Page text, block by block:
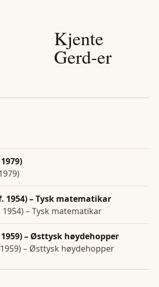
Kjente
Gerd-er
1954) – Tysk matematikar
– Tysk matematikar
1959) – Østtysk høydehopper
– Østtysk høydehopper